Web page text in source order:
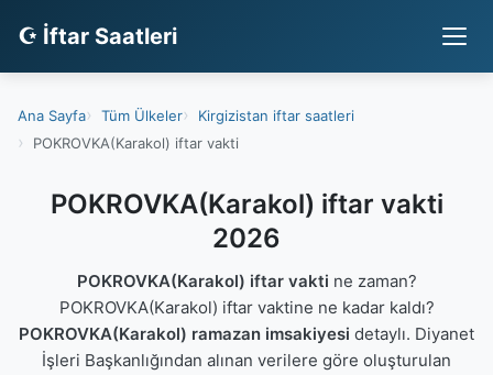
☪ İftar Saatleri
Ana Sayfa Tüm Ülkeler
Kirgizistan iftar saatleri
POKROVKA(Karakol) iftar vakti
POKROVKA(Karakol) iftar vakti
2026
POKROVKA(Karakol) iftar vakti ne zaman?
POKROVKA(Karakol) iftar vaktine ne kadar kaldı?
POKROVKA(Karakol) ramazan imsakiyesi detaylı. Diyanet
İşleri Başkanlığından alınan verilere göre oluşturulan